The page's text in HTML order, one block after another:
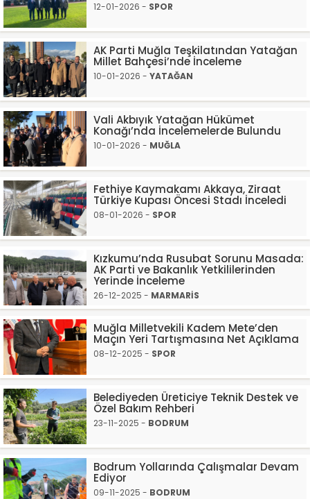
12-01-2026 - SPOR
AK Parti Muğla Teşkilatından Yatağan
Millet Bahçesi’nde İnceleme
10-01-2026 - YATAĞAN
Vali Akbıyık Yatağan Hükümet
Konağı’nda İncelemelerde Bulundu
10-01-2026 - MUĞLA
Fethiye Kaymakamı Akkaya, Ziraat
Türkiye Kupası Öncesi Stadı İnceledi
08-01-2026 - SPOR
Kızkumu’nda Rusubat Sorunu Masada:
AK Parti ve Bakanlık Yetkililerinden
Yerinde İnceleme
26-12-2025 - MARMARİS
Muğla Milletvekili Kadem Mete’den
Maçın Yeri Tartışmasına Net Açıklama
08-12-2025 - SPOR
Belediyeden Üreticiye Teknik Destek ve
Özel Bakım Rehberi
23-11-2025 - BODRUM
Bodrum Yollarında Çalışmalar Devam
Ediyor
09-11-2025 - BODRUM